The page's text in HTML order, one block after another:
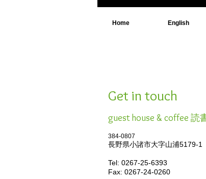
Home English
Get in touch
guest house & coffee 読
384-0807
長野県小諸市大字山浦5179-1
Tel: 0267-25-6393
Fax: 0267-24-0260